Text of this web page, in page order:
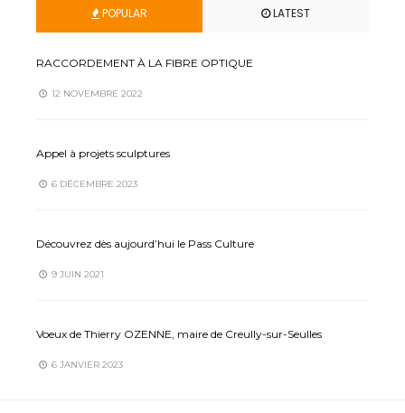
POPULAR LATEST
RACCORDEMENT À LA FIBRE OPTIQUE
12 NOVEMBRE 2022
Appel à projets sculptures
6 DÉCEMBRE 2023
Découvrez dès aujourd’hui le Pass Culture
9 JUIN 2021
Voeux de Thierry OZENNE, maire de Creully-sur-Seulles
6 JANVIER 2023